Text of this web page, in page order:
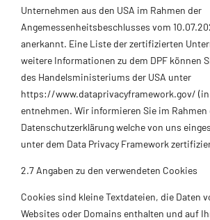
Unternehmen aus den USA im Rahmen der
Angemessenheitsbeschlusses vom
anerkannt. Eine Liste der zertifizierten
weitere Informationen zu dem DPF können
des Handelsministeriums der USA unter
https://www.dataprivacyframework.gov/ (in
entnehmen. Wir informieren Sie im Rahmen
Datenschutzerklärung welche von uns
unter dem Data Privacy Framework
2.7 Angaben zu den verwendeten Cookies
Cookies sind kleine Textdateien, die Daten
Websites oder Domains enthalten und auf